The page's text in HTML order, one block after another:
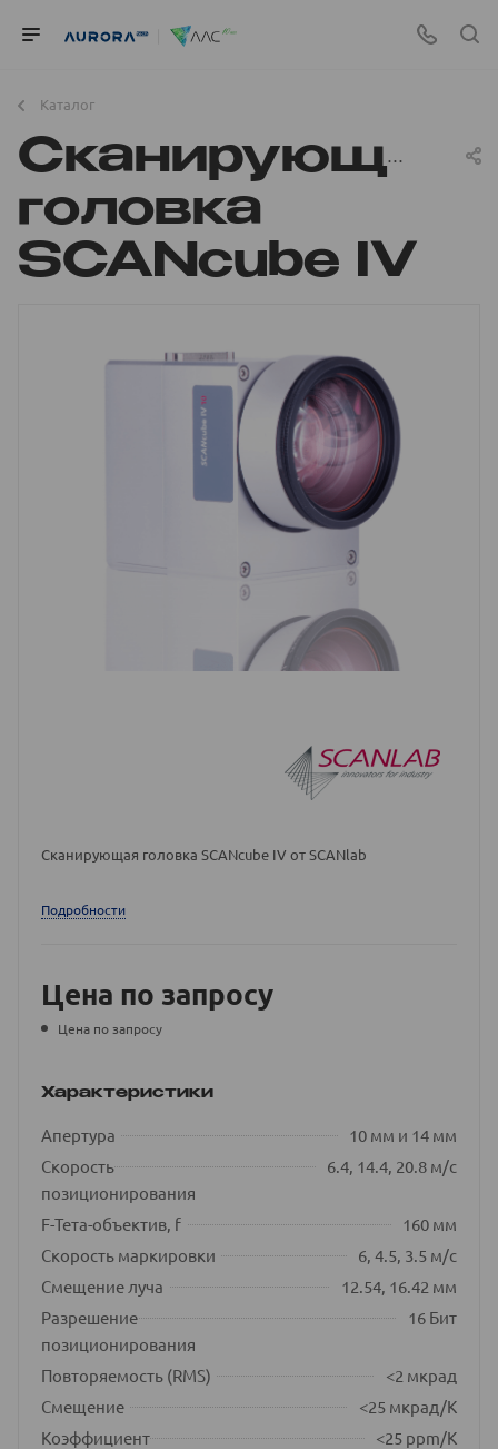
Каталог
Сканирующая
головка
SCANcube IV
Сканирующая головка SCANcube IV от SCANlab
Подробности
Цена по запросу
Цена по запросу
Характеристики
Апертура
10 мм и 14 мм
Скорость
позиционирования
6.4, 14.4, 20.8 м/с
F-Тета-объектив, f
160 мм
Скорость маркировки
6, 4.5, 3.5 м/с
Смещение луча
12.54, 16.42 мм
Разрешение
позиционирования
16 Бит
Повторяемость (RMS)
<2 мкрад
Смещение
<25 мкрад/К
Коэффициент
<25 ppm/K